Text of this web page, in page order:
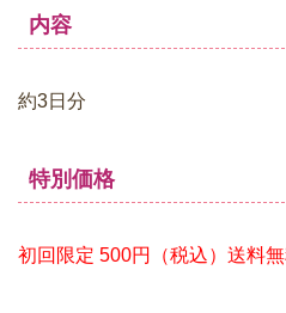
内容
約3日分
特別価格
初回限定 500円（税込）送料無